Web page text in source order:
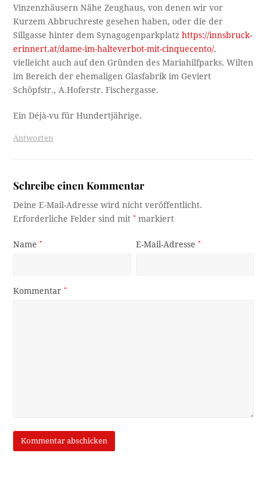
Vinzenzhäusern Nähe Zeughaus, von denen wir vor
Kurzem Abbruchreste gesehen haben, oder die der
Sillgasse hinter dem Synagogenparkplatzhttps://innsbruck-
erinnert.at/dame-im-halteverbot-mit-cinquecento/,
vielleicht auch auf den Gründen des Mariahilfparks. Wilten
im Bereich der ehemaligen Glasfabrik im Geviert
Schöpfstr., A.Hoferstr. Fischergasse.
Ein Déjà-vu für Hundertjährige.
Antworten
Schreibe einen Kommentar
Deine E-Mail-Adresse wird nicht veröffentlicht.
Erforderliche Felder sind mit* markiert
Name* E-Mail-Adresse*
Kommentar*